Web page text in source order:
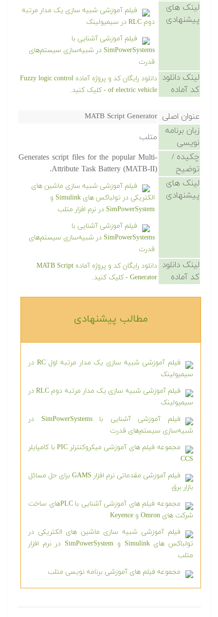
لینک های
پیشنهادی
فیلم آموزشی شبیه سازی یک مدار مرتبه
دوم RLC در سیمیولینک
فیلم آموزشی آشنایی با
SimPowerSystems در شبیه‌سازی سیستم‌های
قدرت
لینک دانلود
کد آماده
دانلود رایگان کد و پروژه آماده Fuzzy logic control
of electric vehicle - کلیک کنید.
عنوان اصلی MATB Script Generator
زبان برنامه
نویسی
متلب
چکیده /
توضیح
Generates script files for the popular Multi-
Attribute Task Battery (MATB-II).
لینک های
پیشنهادی
فیلم آموزشی شبیه سازی ماشین های
الکتریکی در تولباکس های Simulink و
SimPowerSystem در نرم افزار متلب
فیلم آموزشی آشنایی با
SimPowerSystems در شبیه‌سازی سیستم‌های
قدرت
لینک دانلود
کد آماده
دانلود رایگان کد و پروژه آماده MATB Script
Generator - کلیک کنید.
مطالب پیشنهادی‎
فیلم آموزشی شبیه سازی یک مدار مرتبه اول RC در
سیمیولینک
فیلم آموزشی شبیه سازی یک مدار مرتبه دوم RLC در
سیمیولینک
فیلم آموزشی آشنایی با SimPowerSystems در
شبیه‌سازی سیستم‌های قدرت
مجموعه فیلم های آموزشی میکروکنترلر PIC با کامپایلر
CCS
فیلم آموزشی مقدماتی نرم افزار GAMS برای حل مسائل
بازار برق
مجموعه فیلم های آموزشی آشنایی با PLCهای ساخت
شرکت های Omron و Keyence
فیلم آموزشی شبیه سازی ماشین های الکتریکی در
تولباکس های Simulink و SimPowerSystem در نرم افزار
متلب
مجموعه فیلم های آموزشی برنامه نویسی متلب